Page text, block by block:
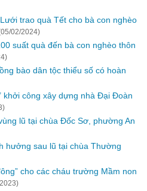
trao quà Tết cho bà con nghèo
02/2024)
suất quà đến bà con nghèo thôn
bào dân tộc thiểu số có hoàn
khởi công xây dựng nhà Đại Đoàn
lũ tại chùa Đốc Sơ, phường An
hưởng sau lũ tại chùa Thường
cho các cháu trường Mầm non